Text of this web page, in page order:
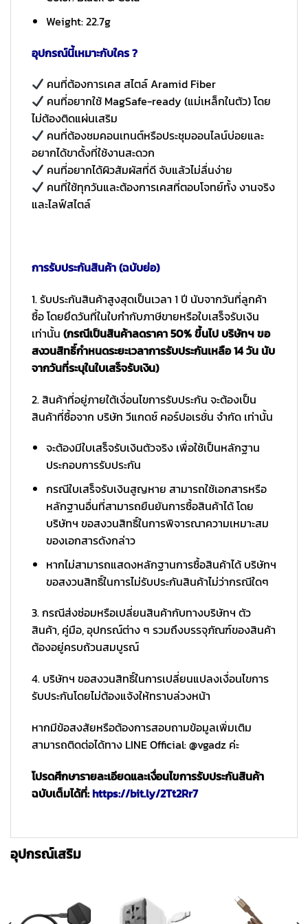
Weight: 22.7g
อุปกรณ์นี้เหมาะกับใคร ?
คนที่ต้องการเคส สไตล์ Aramid Fiber
คนที่อยากใช้ MagSafe-ready (แม่เหล็กในตัว) โดย
ไม่ต้องติดแผ่นเสริม
คนที่ต้องชมคอนเทนต์หรือประชุมออนไลน์บ่อยและ
อยากได้ขาตั้งที่ใช้งานสะดวก
คนที่อยากได้ผิวสัมผัสที่ดี จับแล้วไม่ลื่นง่าย
คนที่ใช้ทุกวันและต้องการเคสที่ตอบโจทย์ทั้ง งานจริง
และไลฟ์สไตล์
การรับประกันสินค้า (ฉบับย่อ)
1. รับประกันสินค้าสูงสุดเป็นเวลา 1 ปี นับจากวันที่ลูกค้า
ซื้อ โดยยึดวันที่ในใบกำกับภาษีขายหรือใบเสร็จรับเงิน
เท่านั้น (กรณีเป็นสินค้าลดราคา 50% ขึ้นไป บริษัทฯ ขอ
สงวนสิทธิ์กำหนดระยะเวลาการรับประกันเหลือ 14 วัน นับ
จากวันที่ระบุในใบเสร็จรับเงิน)
2. สินค้าที่อยู่ภายใต้เงื่อนไขการรับประกัน จะต้องเป็น
สินค้าที่ซื้อจาก บริษัท วีแกดซ์ คอร์ปอเรชั่น จำกัด เท่านั้น
จะต้องมีใบเสร็จรับเงินตัวจริง เพื่อใช้เป็นหลักฐาน
ประกอบการรับประกัน
กรณีใบเสร็จรับเงินสูญหาย สามารถใช้เอกสารหรือ
หลักฐานอื่นที่สามารถยืนยันการซื้อสินค้าได้ โดย
บริษัทฯ ขอสงวนสิทธิ์ในการพิจารณาความเหมาะสม
ของเอกสารดังกล่าว
หากไม่สามารถแสดงหลักฐานการซื้อสินค้าได้ บริษัทฯ
ขอสงวนสิทธิ์ในการไม่รับประกันสินค้าไม่ว่ากรณีใดๆ
3. กรณีส่งซ่อมหรือเปลี่ยนสินค้ากับทางบริษัทฯ ตัว
สินค้า, คู่มือ, อุปกรณ์ต่าง ๆ รวมถึงบรรจุภัณฑ์ของสินค้า
ต้องอยู่ครบถ้วนสมบูรณ์
4. บริษัทฯ ขอสงวนสิทธิ์ในการเปลี่ยนแปลงเงื่อนไขการ
รับประกันโดยไม่ต้องแจ้งให้ทราบล่วงหน้า
หากมีข้อสงสัยหรือต้องการสอบถามข้อมูลเพิ่มเติม
สามารถติดต่อได้ทาง LINE Official: @vgadz ค่ะ
โปรดศึกษารายละเอียดและเงื่อนไขการรับประกันสินค้า
ฉบับเต็มได้ที่:https://bit.ly/2Tt2Rr7
อุปกรณ์เสริม